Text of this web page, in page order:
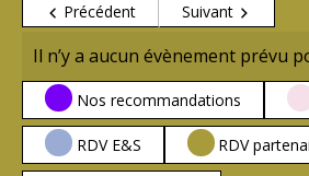
Précédent
Suivant
Il n’y a aucun évènement prévu
CATÉGORIESNos recommandations
RDV E&S RDV